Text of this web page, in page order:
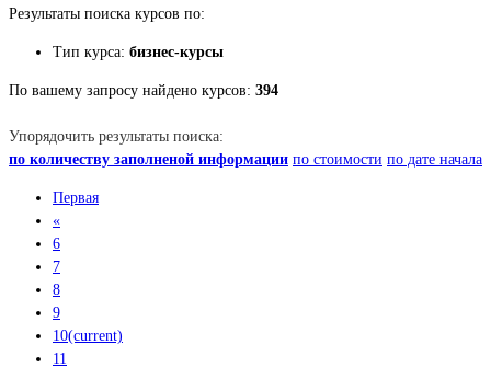
Результаты поиска курсов по:
Тип курса: бизнес-курсы
По вашему запросу найдено курсов: 394
Упорядочить результаты поиска:
по количеству заполненой информации по стоимости по дате начала
Первая
«
6
7
8
9
10(current)
11